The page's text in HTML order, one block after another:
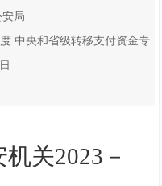
局
中央和省级转移支付资金专
关2023－